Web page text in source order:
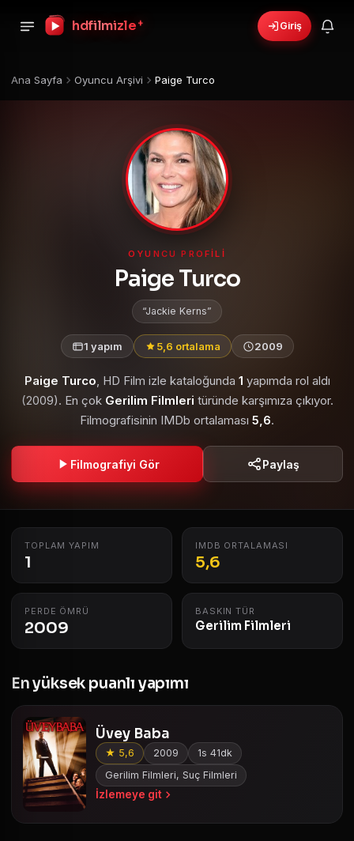
hdfilmizle + Giriş
Ana Sayfa Oyuncu Arşivi Paige Turco
OYUNCU PROFILI
Paige Turco
Jackie Kerns
1 yapım 5,6 ortalama 2009
Paige Turco, HD Film izle kataloğunda 1 yapımda rol aldı
(2009). En çok Gerilim Filmleri türünde karşımıza çıkıyor.
Filmografisinin IMDb ortalaması 5,6.
Filmografiyi Gör Paylaş
TOPLAM YAPIM
1
IMDB ORTALAMASI
5,6
PERDE ÖMRÜ
2009
BASKIN TÜR
Gerilim Filmleri
En yüksek puanlı yapımı
Üvey Baba
★ 5,6 2009
1s 41dk
Gerilim Filmleri, Suç Filmleri
İzlemeye git